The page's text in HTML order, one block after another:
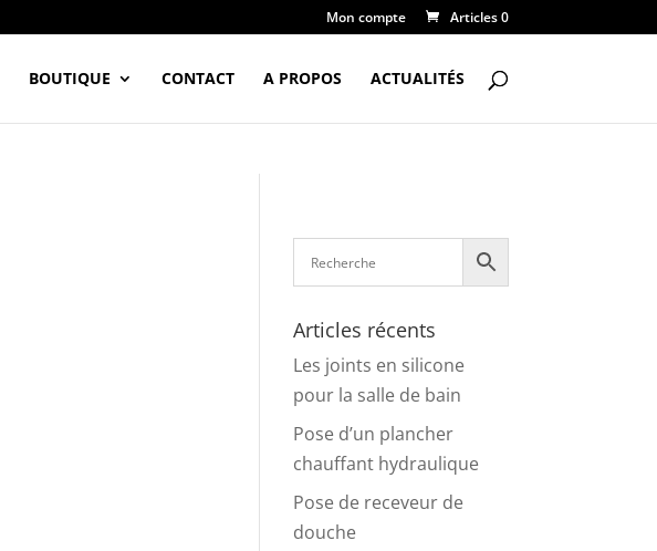
Mon compte Articles 0
BOUTIQUE CONTACT A PROPOS ACTUALITÉS
Articles récents
Les joints en silicone
pour la salle de bain
Pose d’un plancher
chauffant hydraulique
Pose de receveur de
douche